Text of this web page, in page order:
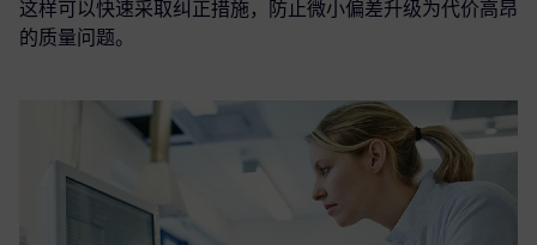
这样可以快速采取纠正措施，防止微小偏差升级为代价高昂
的质量问题。